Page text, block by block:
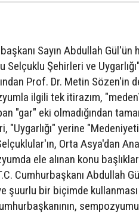
Sayın Abdullah
Selçuklu Şehirleri ve
Prof. Dr. Metin Sözen'in
ilgili tek itirazım,
"gar" eki olmadığından
"Uygarlığı" yerine
Orta Asya'dan
ele alınan konu
Cumhurbaşkanı Abdullah
şuurlu bir biçimde